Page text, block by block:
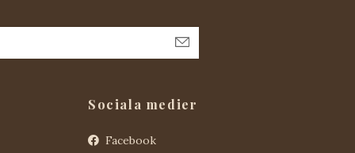
Sociala medier
Facebook